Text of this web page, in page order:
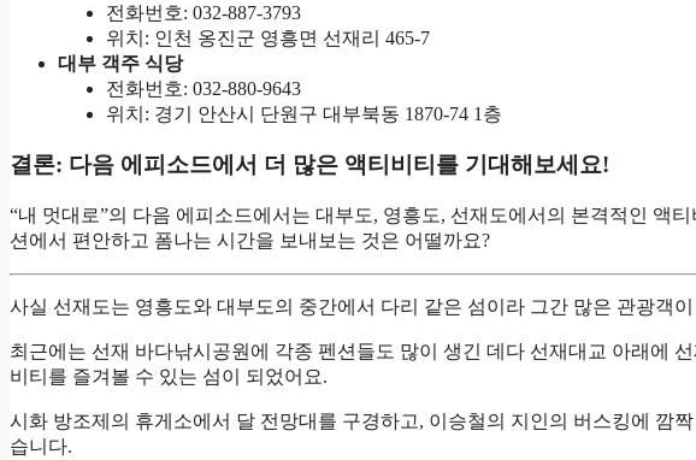
전화번호: 032-887-3793
위치: 인천 옹진군 영흥면 선재리 465-7
대부 객주 식당
전화번호: 032-880-9643
위치: 경기 안산시 단원구 대부북동 1870-74 1층
결론: 다음 에피소드에서 더 많은 액티비티를 기대해보세요!
“내 멋대로”의 다음 에피소드에서는 대부도, 영흥도, 선재도에서의 본격적인 액
션에서 편안하고 폼나는 시간을 보내보는 것은 어떨까요?
사실 선재도는 영흥도와 대부도의 중간에서 다리 같은 섬이라 그간 많은 관광객
최근에는 선재 바다낚시공원에 각종 펜션들도 많이 생긴 데다 선재대교 아래에
비티를 즐겨볼 수 있는 섬이 되었어요.
시화 방조제의 휴게소에서 달 전망대를 구경하고, 이승철의 지인의 버스킹에 깜
습니다.